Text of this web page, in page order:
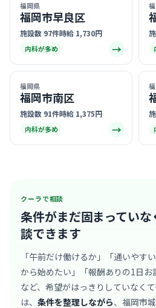
福岡県
福岡市早良区
施設数 97件時給 1,730円
内科が多め →
福岡県
福岡市南区
施設数 91件時給 1,375円
内科が多め →
クーラで相談
条件がまだ固まっていな
談できます
「午前だけ働けるか」「通いやす
から始めたい」「報酬ありの1日お
など、希望がはっきりしていなく
は、 条件を整理しながら、福岡市